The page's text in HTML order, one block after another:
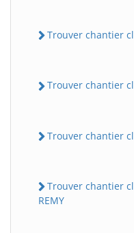
Trouver chantier
Trouver chantier
Trouver chantier
Trouver chantier
REMY